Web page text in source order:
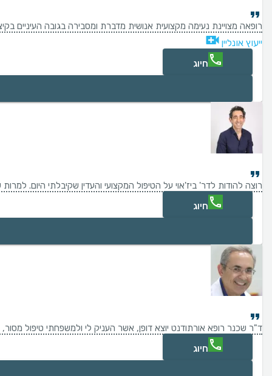
רופאה מצויינת נעימה מקצועית אנושית מדברת ומסבירה בגובה העיניים
ייעוץ אונליין
חיוג
רוצה להודות לדר' ביז'אוי על הטיפול המקצועי והעדין שקיבלתי היום.
חיוג
ד"ר שכנר רופא אורתודנט יוצא דופן, אשר העניק לי ולמשפחתי טיפול
חיוג